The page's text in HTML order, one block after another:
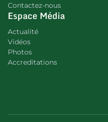
Contactez-nous
Espace Média
Actualité
Vidéos
Photos
Accreditations